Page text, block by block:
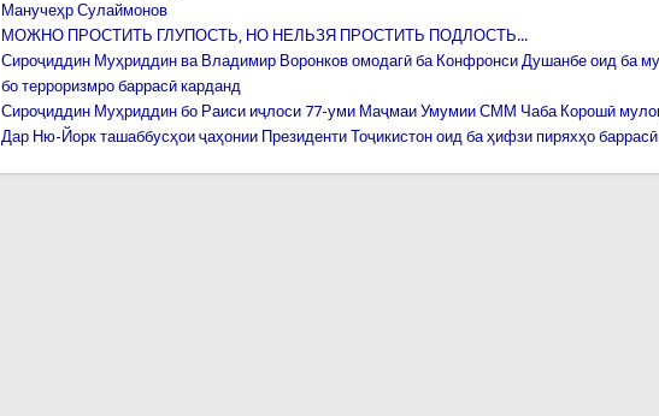
Манучеҳр Сулаймонов
МОЖНО ПРОСТИТЬ ГЛУПОСТЬ, НО НЕЛЬЗЯ ПРОСТИТЬ ПОДЛОСТЬ...
Сироҷиддин Муҳриддин ва Владимир Воронков омодагӣ ба Конфронси Душанбе оид ба
бо терроризмро баррасӣ карданд
Сироҷиддин Муҳриддин бо Раиси иҷлоси 77-уми Маҷмаи Умумии СММ Чаба Корошӣ
Дар Ню-Йорк ташаббусҳои ҷаҳонии Президенти Тоҷикистон оид ба ҳифзи пиряхҳо